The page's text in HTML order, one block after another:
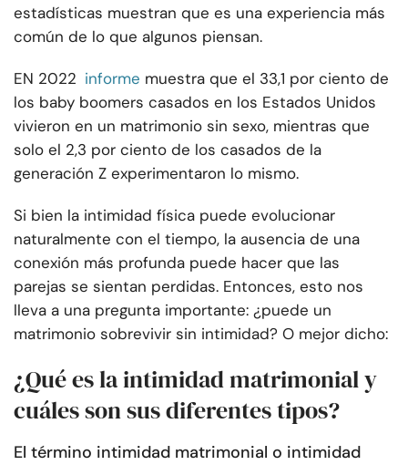
estadísticas muestran que es una experiencia más
común de lo que algunos piensan.
EN 2022 informe muestra que el 33,1 por ciento de
los baby boomers casados en los Estados Unidos
vivieron en un matrimonio sin sexo, mientras que
solo el 2,3 por ciento de los casados de la
generación Z experimentaron lo mismo.
Si bien la intimidad física puede evolucionar
naturalmente con el tiempo, la ausencia de una
conexión más profunda puede hacer que las
parejas se sientan perdidas. Entonces, esto nos
lleva a una pregunta importante: ¿puede un
matrimonio sobrevivir sin intimidad? O mejor dicho:
¿Qué es la intimidad matrimonial y
cuáles son sus diferentes tipos?
El término intimidad matrimonial o intimidad